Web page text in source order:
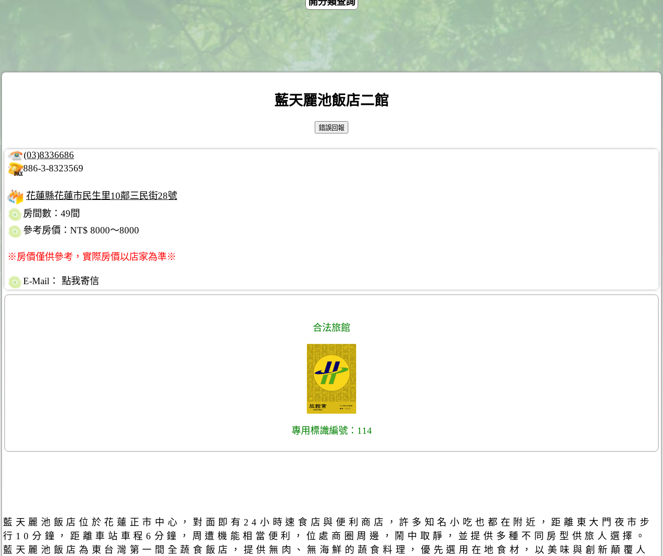
藍天麗池飯店二館
(03)8336686
886-3-8323569
花蓮縣花蓮市民生里10鄰三民街28號
房間數：49間
參考房價：NT$ 8000～8000
※房價僅供參考，實際房價以店家為準※
E-Mail： 點我寄信
合法旅館
專用標識編號：114
藍天麗池飯店位於花蓮正市中心，對面即有24小時速食店與便利商店，許多知名小吃也都在附近，距離東大門夜市步
行10分鐘，距離車站車程6分鐘，周遭機能相當便利，位處商圈周邊，鬧中取靜，並提供多種不同房型供旅人選擇。
藍天麗池飯店為東台灣第一間全蔬食飯店，提供無肉、無海鮮的蔬食料理，優先選用在地食材，以美味與創新顛覆人